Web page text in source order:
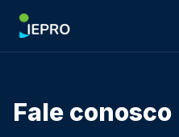
Fale conosco